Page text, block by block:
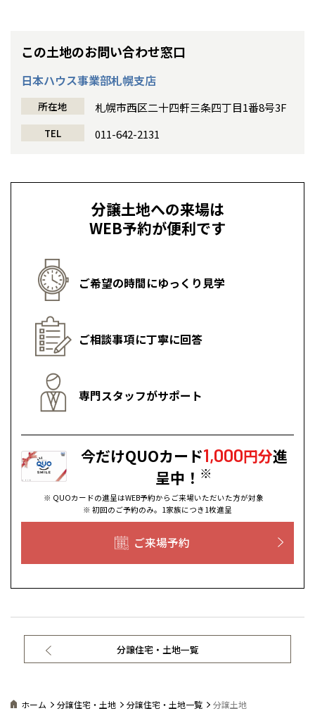
この土地のお問い合わせ窓口
日本ハウス事業部札幌支店
所在地 札幌市西区二十四軒三条四丁目1番8号3F
TEL 011-642-2131
分譲土地への来場は
WEB予約が便利です
ご希望の時間にゆっくり見学
ご相談事項に丁寧に回答
専門スタッフがサポート
今だけQUOカード1,000円分進
呈中！ ※
※ QUOカードの進呈はWEB予約からご来場いただいた方が対象
※ 初回のご予約のみ。1家族につき1枚進呈
ご来場予約
分譲住宅・土地一覧
ホーム 分譲住宅・土地 分譲住宅・土地一覧 分譲土地